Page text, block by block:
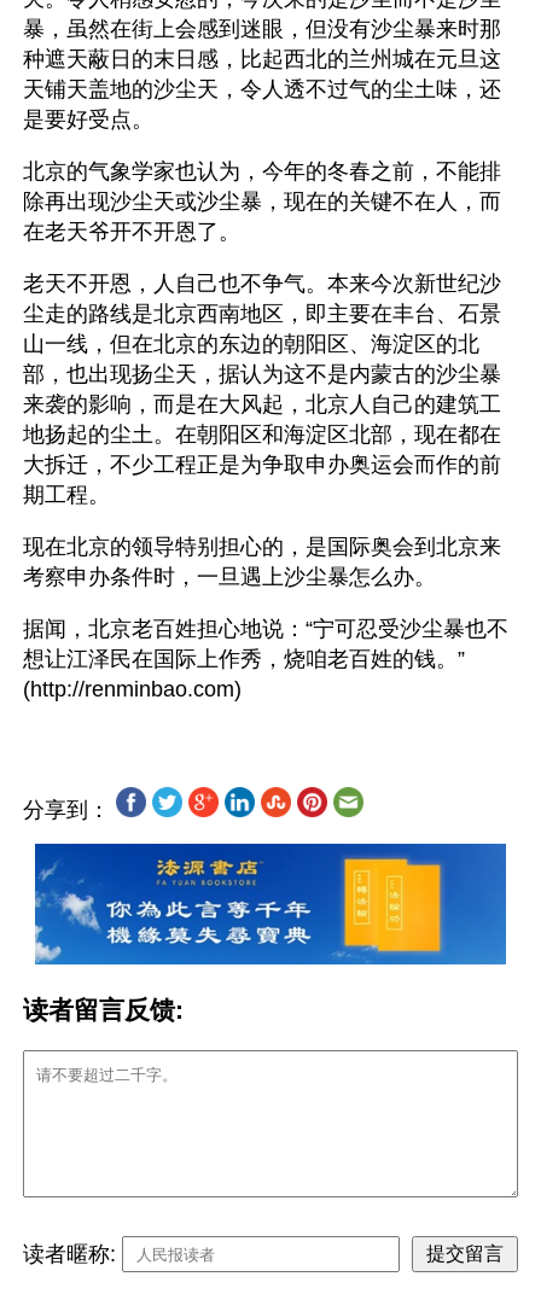
暴，虽然在街上会感到迷眼，但没有沙尘暴来时那
种遮天蔽日的末日感，比起西北的兰州城在元旦这
天铺天盖地的沙尘天，令人透不过气的尘土味，还
是要好受点。
北京的气象学家也认为，今年的冬春之前，不能排
除再出现沙尘天或沙尘暴，现在的关键不在人，而
在老天爷开不开恩了。
老天不开恩，人自己也不争气。本来今次新世纪沙
尘走的路线是北京西南地区，即主要在丰台、石景
山一线，但在北京的东边的朝阳区、海淀区的北
部，也出现扬尘天，据认为这不是内蒙古的沙尘暴
来袭的影响，而是在大风起，北京人自己的建筑工
地扬起的尘土。在朝阳区和海淀区北部，现在都在
大拆迁，不少工程正是为争取申办奥运会而作的前
期工程。
现在北京的领导特别担心的，是国际奥会到北京来
考察申办条件时，一旦遇上沙尘暴怎么办。
据闻，北京老百姓担心地说：“宁可忍受沙尘暴也不
想让江泽民在国际上作秀，烧咱老百姓的钱。”
分享到：
读者留言反馈:
读者暱称: